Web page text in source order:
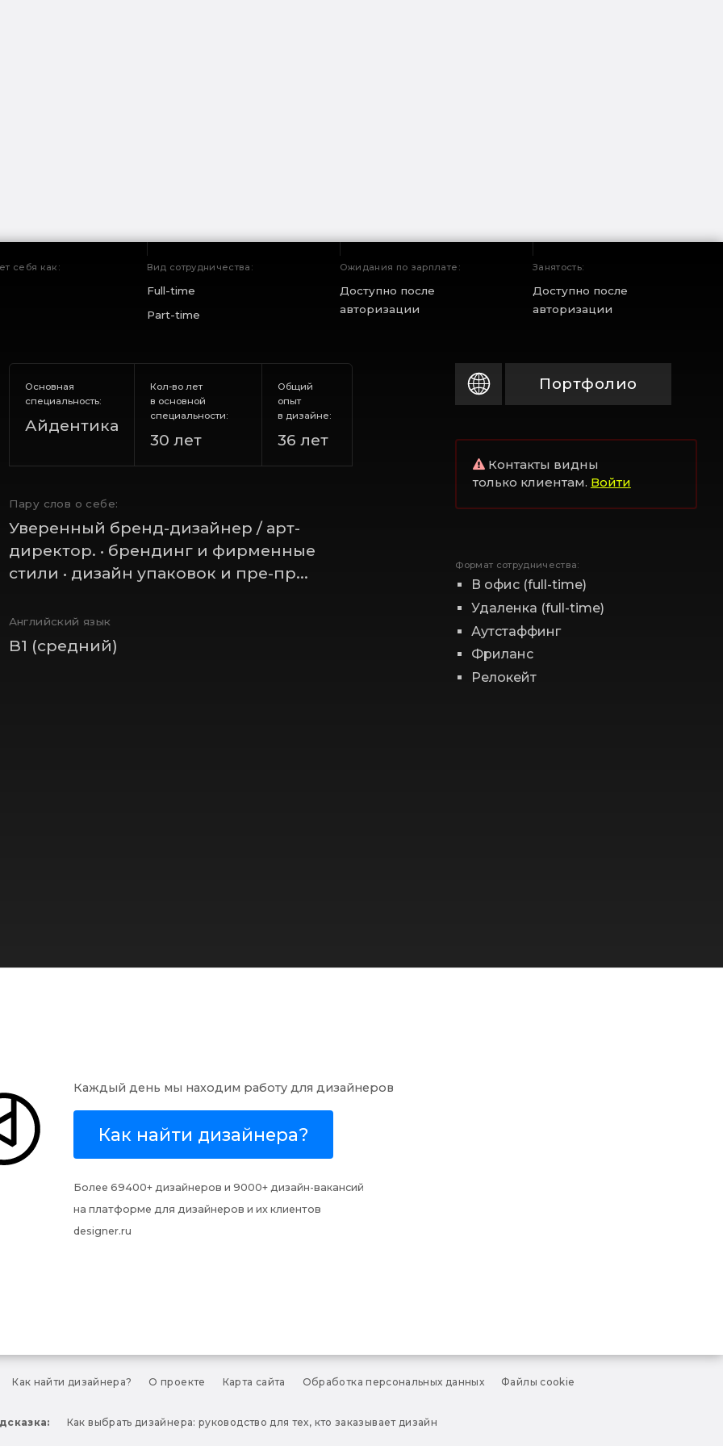
себя как: Вид сотрудничества:
Full-time
Part-time
Ожидания по зарплате:
Доступно после
авторизации
Занятость:
Доступно после
авторизации
Основная
специальность:
Айдентика
Кол-во лет
в основной
специальности:
30 лет
Общий
опыт
в дизайне:
36 лет
Пару слов о себе:
Уверенный бренд-дизайнер / арт-
директор. • брендинг и фирменные
стили • дизайн упаковок и пре-пр...
Английский язык
B1 (средний)
Портфолио
Контакты видны
только клиентам. Войти
Формат сотрудничества:
В офис (full-time)
Удаленка (full-time)
Аутстаффинг
Фриланс
Релокейт
Каждый день мы находим работу для дизайнеров
Как найти дизайнера?
Более 69400+ дизайнеров и9000+ дизайн-вакансий
на платформе для дизайнеров и их клиентов
designer.ru
Как найти дизайнера? О проекте Карта сайта Обработка персональных данных Файлы cookie
Как выбрать дизайнера: руководство для тех, кто заказывает дизайн